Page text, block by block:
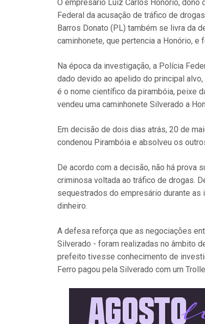
O empresário Luiz Carlos Honório,
Federal da acusação de tráfico de
Barros Donato (PL) também se livra da
caminhonete, que pertencia a Honório, e
Na época da investigação, a Polícia
dado devido ao apelido do principal
é o nome científico da pirambóia, peixe
vendeu uma caminhonete Silverado a
Em decisão de dois dias atrás, 20 de
condenou Pirambóia e absolveu os
De acordo com a decisão, não há prova
criminosa voltada ao tráfico de drogas.
sequestrados do empresário durante
dinheiro.
A defesa reforça que as negociações
Silverado - foram realizadas no âmbito
prefeito tivesse conhecimento de
Ferro pagou pela Silverado com um